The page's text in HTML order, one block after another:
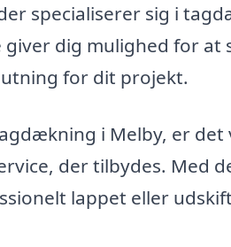
specialiserer sig i
dig mulighed for at
for dit projekt.
i Melby, er
der tilbydes. Med
lappet eller